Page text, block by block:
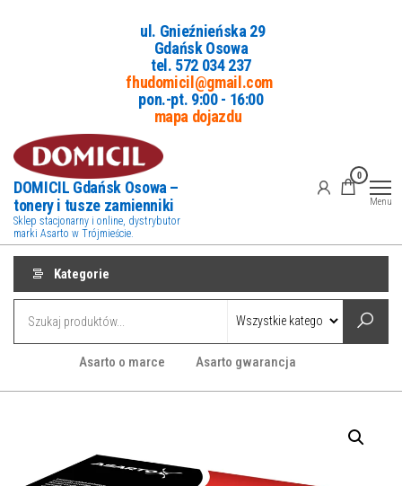
ul. Gnieźnieńska 29
Gdańsk Osowa
tel. 572 034 237
fhudomicil@gmail.com
pon.-pt. 9:00 - 16:00
mapa dojazdu
DOMICIL Gdańsk Osowa –
tonery i tusze zamienniki
Sklep stacjonarny i online, dystrybutor
marki Asarto w Trójmieście.
0
Menu
Kategorie
Asarto o marce Asarto gwarancja